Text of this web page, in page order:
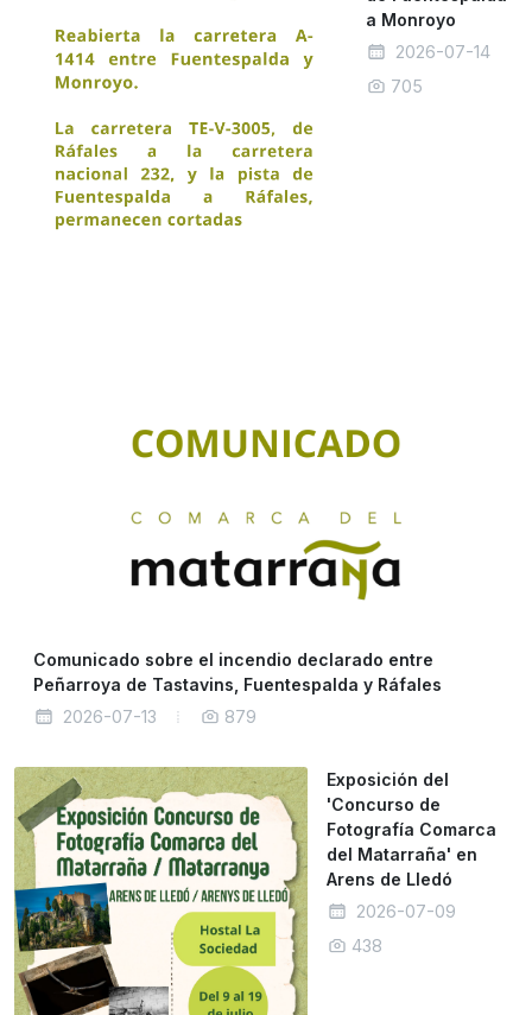
a Monroyo
2026-07-14
705
Comunicado sobre el incendio declarado entre
Peñarroya de Tastavins, Fuentespalda y Ráfales
2026-07-13
879
Exposición del
'Concurso de
Fotografía Comarca
del Matarraña' en
Arens de Lledó
2026-07-09
438